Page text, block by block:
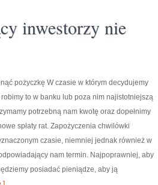
inwestorzy nie
pożyczkę W czasie w którym decydujemy
to w banku lub poza nim najistotniejszą
potrzebną nam kwotę oraz dopełnimy
spłaty rat. Zapożyczenia chwilówki
czasie, niemniej jednak również w
nam termin. Najpoprawniej, aby
posiadać pieniądze, aby ją